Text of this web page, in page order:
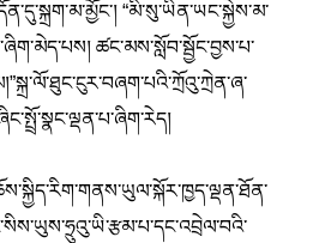
“མི་སུ་ཡིན་ཡང་སྐྱེས་མ་
ཚང་མས་སློབ་སྦྱོང་བྱས་པ་